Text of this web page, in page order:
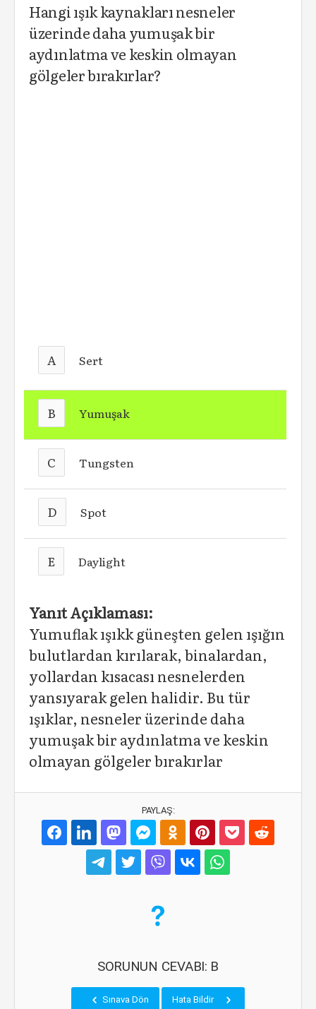
Hangi ışık kaynakları nesneler
üzerinde daha yumuşak bir
aydınlatma ve keskin olmayan
gölgeler bırakırlar?
A Sert
B Yumuşak
C Tungsten
D Spot
E Daylight
Yanıt Açıklaması:
Yumuflak ışıkk güneşten gelen ışığın
bulutlardan kırılarak, binalardan,
yollardan kısacası nesnelerden
yansıyarak gelen halidir. Bu tür
ışıklar, nesneler üzerinde daha
yumuşak bir aydınlatma ve keskin
olmayan gölgeler bırakırlar
PAYLAŞ:
SORUNUN CEVABI: B
Sınava Dön Hata Bildir